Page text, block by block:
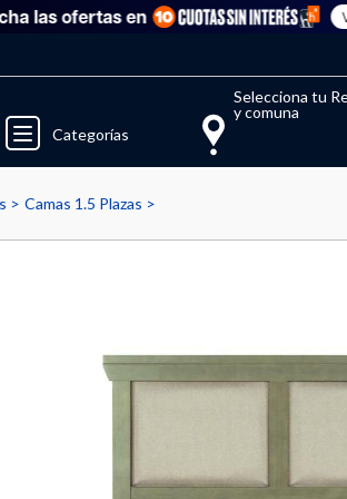
ofertas en Ver
Categorías
Selecciona tu
y comuna
Llegaste al límite de productos
Camas 1.5 Plazas